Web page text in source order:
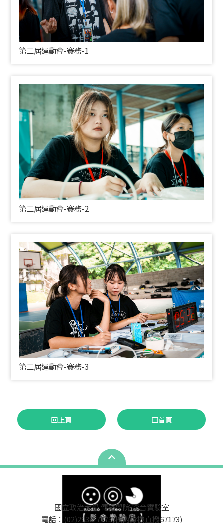
第二屆運動會-賽務-1
第二屆運動會-賽務-2
第二屆運動會-賽務-3
回上頁 回首頁
國立政治大學 傳播學院 影音實驗室
電話：(02)2938-7173(校內分機直撥67173)